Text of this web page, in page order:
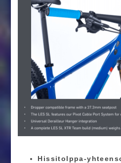
Hissitolppa-